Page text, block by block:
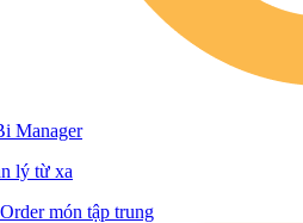
Manager
lý từ xa
món tập trung